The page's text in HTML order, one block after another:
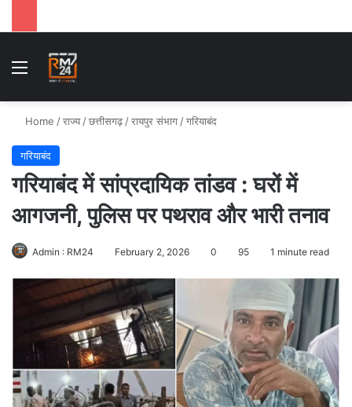
Menu
Home /राज्य /छत्तीसगढ़ /रायपुर संभाग /गरियाबंद
गरियाबंद
गरियाबंद में सांप्रदायिक तांडव : घरों में
आगजनी, पुलिस पर पथराव और भारी तनाव
Admin : RM24 February 2, 2026 0 95 1 minute read